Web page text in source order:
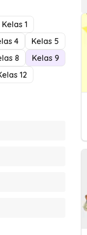
Kelas 1
4
Kelas 5
8
Kelas 9
12